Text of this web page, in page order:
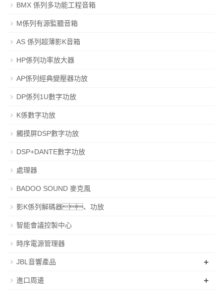
BMX 係列多功能工程音箱
M係列有源監聽音箱
AS 係列超薄影K音箱
HP係列功率放大器
AP係列經典變壓器功放
DP係列1U數字功放
K係數字功放
觸摸屏DSP數字功放
DSP+DANTE數字功放
處理器
BADOO SOUND 麥克風
影K係列解碼器、功放
智能會議控製中心
時序電源管理器
JBL音響產品 +
進口周邊 +